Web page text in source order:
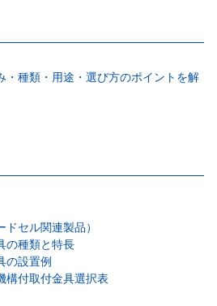
・種類・用途・選び方のポイントを解
セル関連製品）
の種類と特長
の設置例
構付取付金具選択表